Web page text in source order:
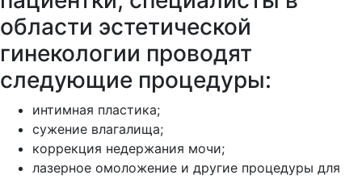
области эстетической
гинекологии проводят
следующие процедуры:
интимная пластика;
сужение влагалища;
коррекция недержания мочи;
лазерное омоложение и другие процедуры для